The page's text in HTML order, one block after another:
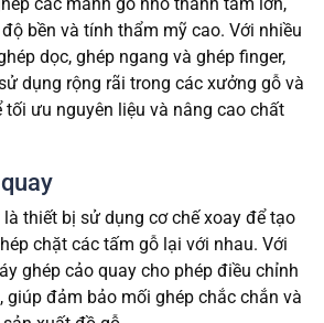
bền và tính thẩm mỹ cao. Với nhiều
dọc, ghép ngang và ghép finger,
dụng rộng rãi trong các xưởng gỗ và
ưu nguyên liệu và nâng cao chất
thiết bị sử dụng cơ chế xoay để tạo
chặt các tấm gỗ lại với nhau. Với
ghép cảo quay cho phép điều chỉnh
giúp đảm bảo mối ghép chắc chắn và